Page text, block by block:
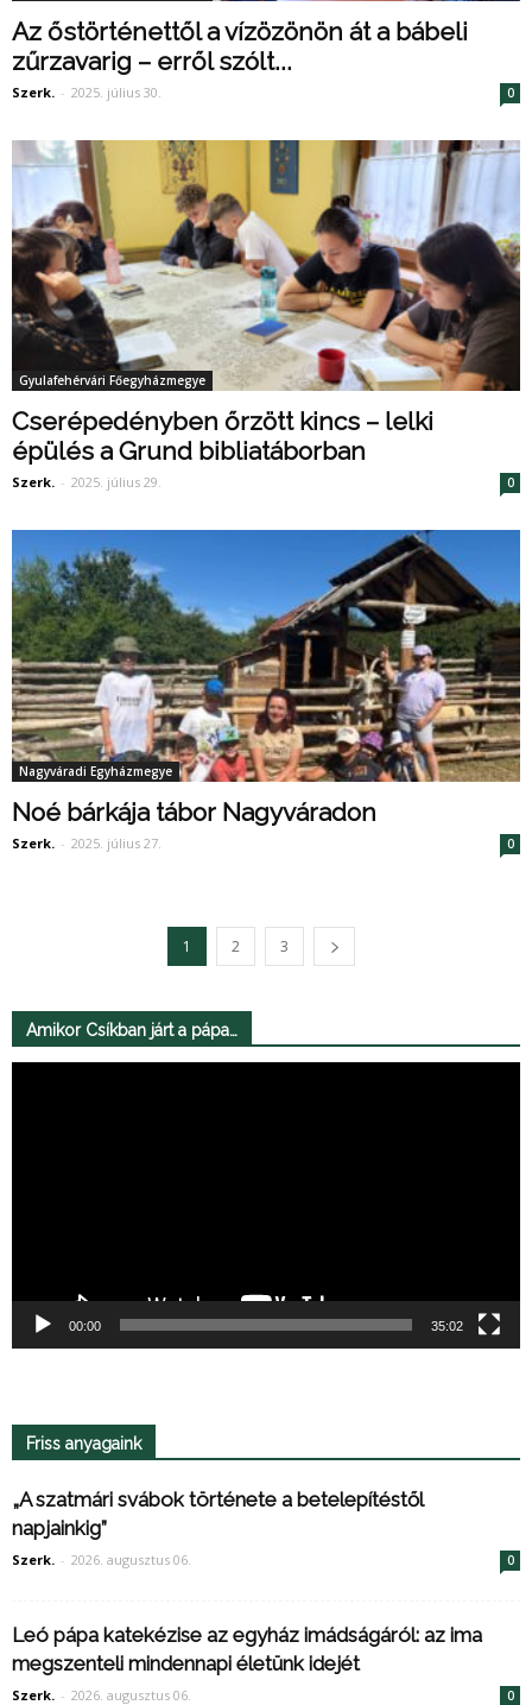
Az őstörténettől a vízözönön át a bábeli
zűrzavarig – erről szólt...
Szerk. - 2025. július 30. 0
Gyulafehérvári Főegyházmegye
Cserépedényben őrzött kincs – lelki
épülés a Grund bibliatáborban
Szerk. - 2025. július 29. 0
Nagyváradi Egyházmegye
Noé bárkája tábor Nagyváradon
Szerk. - 2025. július 27. 0
1 2 3
Amikor Csíkban járt a pápa…
00:00 35:02
Friss anyagaink
„A szatmári svábok története a betelepítéstől
napjainkig”
Szerk. - 2026. augusztus 06. 0
Leó pápa katekézise az egyház imádságáról: az ima
megszenteli mindennapi életünk idejét
Szerk. - 2026. augusztus 06. 0